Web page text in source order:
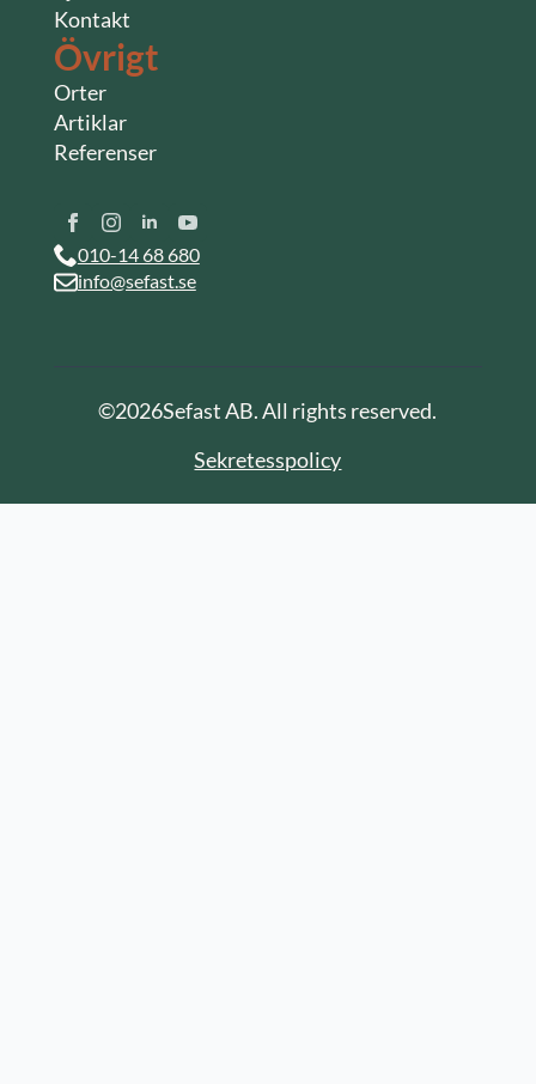
Kontakt
Övrigt
Orter
Artiklar
Referenser
010-14 68 680
info@sefast.se
©2026Sefast AB. All rights reserved.
Sekretesspolicy